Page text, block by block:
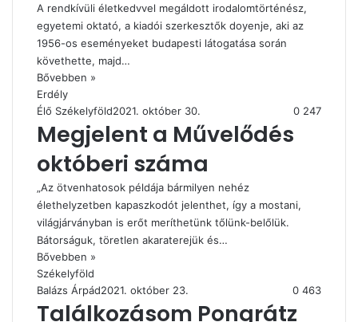
A rendkívüli életkedvvel megáldott irodalomtörténész,
egyetemi oktató, a kiadói szerkesztők doyenje, aki az
1956-os eseményeket budapesti látogatása során
követhette, majd…
Bővebben »
Erdély
Élő Székelyföld2021. október 30. 0 247
Megjelent a Művelődés
októberi száma
„Az ötvenhatosok példája bármilyen nehéz
élethelyzetben kapaszkodót jelenthet, így a mostani,
világjárványban is erőt meríthetünk tőlünk-belőlük.
Bátorságuk, töretlen akaraterejük és…
Bővebben »
Székelyföld
Balázs Árpád2021. október 23. 0 463
Találkozásom Pongrátz